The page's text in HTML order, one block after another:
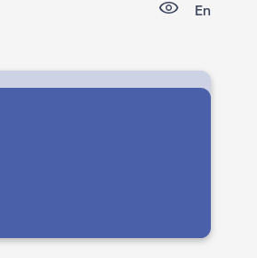
En